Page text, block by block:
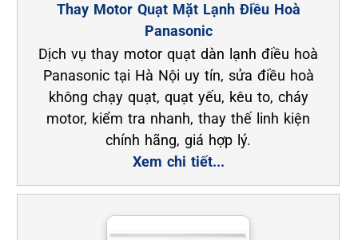
Thay Motor Quạt Mặt Lạnh Điều Hoà
Panasonic
Dịch vụ thay motor quạt dàn lạnh điều hoà
Panasonic tại Hà Nội uy tín, sửa điều hoà
không chạy quạt, quạt yếu, kêu to, cháy
motor, kiểm tra nhanh, thay thế linh kiện
chính hãng, giá hợp lý.
Xem chi tiết...